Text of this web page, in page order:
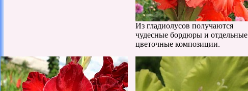
Из гладиолусов получаются
чудесные бордюры и отдельные
цветочные композиции.